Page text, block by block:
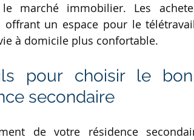
marché immobilier. Les
offrant un espace pour le
à domicile plus confortable.
pour choisir le
secondaire
de votre résidence